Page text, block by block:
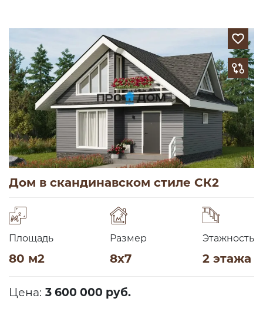
Дом в скандинавском стиле СК2
Площадь
80 м2
Размер
8х7
Этажность
2 этажа
Цена: 3 600 000 руб.